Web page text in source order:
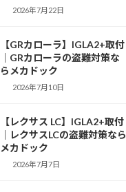
2026年7月22日
【GRカローラ】IGLA2+取付
｜GRカローラの盗難対策な
らメカドック
2026年7月10日
【レクサス LC】IGLA2+取付
｜レクサスLCの盗難対策なら
メカドック
2026年7月7日